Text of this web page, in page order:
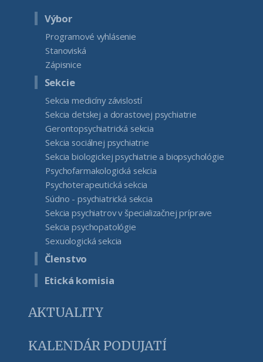
Výbor
Programové vyhlásenie
Stanoviská
Zápisnice
Sekcie
Sekcia medicíny závislostí
Sekcia detskej a dorastovej psychiatrie
Gerontopsychiatrická sekcia
Sekcia sociálnej psychiatrie
Sekcia biologickej psychiatrie a biopsychológie
Psychofarmakologická sekcia
Psychoterapeutická sekcia
Súdno - psychiatrická sekcia
Sekcia psychiatrov v špecializačnej príprave
Sekcia psychopatológie
Sexuologická sekcia
Členstvo
Etická komisia
AKTUALITY
KALENDÁR PODUJATÍ